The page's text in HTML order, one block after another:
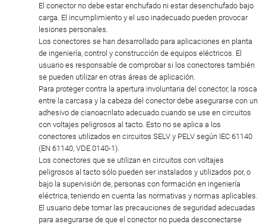
El conector no debe estar enchufado ni estar desenchufado bajo
carga. El incumplimiento y el uso inadecuado pueden provocar
lesiones personales.
Los conectores se han desarrollado para aplicaciones en planta
de ingeniería, control y construcción de equipos eléctricos. El
usuario es responsable de comprobar si los conectores también
se pueden utilizar en otras áreas de aplicación.
Para proteger contra la apertura involuntaria del conector, la rosca
entre la carcasa y la cabeza del conector debe asegurarse con un
adhesivo de cianoacrilato adecuado cuando se use en circuitos
con voltajes peligrosos al tacto. Esto no se aplica a los
conectores utilizados en circuitos SELV y PELV según IEC 61140
(EN 61140, VDE 0140-1).
Los conectores que se utilizan en circuitos con voltajes
peligrosos al tacto sólo pueden ser instalados y utilizados por, o
bajo la supervisión de, personas con formación en ingeniería
eléctrica, teniendo en cuenta las normativas y normas aplicables.
El usuario debe tomar las precauciones de seguridad adecuadas
para asegurarse de que el conector no pueda desconectarse